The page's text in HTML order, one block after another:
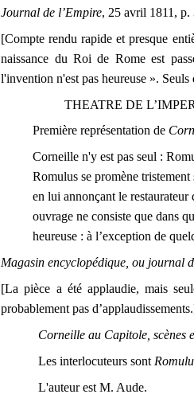
Journal de l’Empire, 25 avril 1811, p.
[Compte rendu rapide et presque
naissance du Roi de Rome est
l'invention n'est pas heureuse ».
THEATRE DE
Première représentation de
Corneille n'y est pas seul :
Romulus se promène
en lui annonçant le
ouvrage ne consiste que dans
heureuse : à l’exception de
Magasin encyclopédique, ou journal
[La pièce a été applaudie, mais
probablement pas
Corneille au Capitole, scènes
Les interlocuteurs sont
L'auteur est M. Aude.